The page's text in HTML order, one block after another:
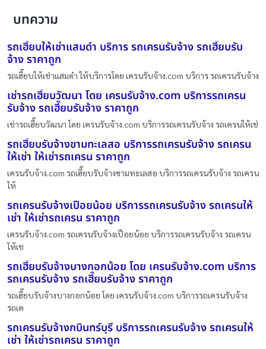
บทความ
รถเฮี๊ยบให้เช่าแสมดำ บริการ รถเครนรับจ้าง รถเฮี๊ยบรับ
จ้าง ราคาถูก
รถเฮี๊ยบให้เช่าแสมดำ ให้บริการโดย เครนรับจ้าง.com บริการ รถเครนรับจ้าง
เช่ารถเฮี๊ยบวัฒนา โดย เครนรับจ้าง.com บริการรถเครน
รับจ้าง รถเฮี๊ยบรับจ้าง ราคาถูก
เช่ารถเฮี๊ยบวัฒนา โดย เครนรับจ้าง.com บริการรถเครนรับจ้าง รถเครนให้เช่
รถเฮี๊ยบรับจ้างขามทะเลสอ บริการรถเครนรับจ้าง รถเครน
ให้เช่า ให้เช่ารถเครน ราคาถูก
เครนรับจ้าง.com รถเฮี๊ยบรับจ้างขามทะเลสอ บริการรถเครนรับจ้าง รถเครน
ให้
รถเครนรับจ้างเปือยน้อย บริการรถเครนรับจ้าง รถเครนให้
เช่า ให้เช่ารถเครน ราคาถูก
เครนรับจ้าง.com รถเครนรับจ้างเปือยน้อย บริการรถเครนรับจ้าง รถเครน
ให้เช
รถเฮี๊ยบรับจ้างบางกอกน้อย โดย เครนรับจ้าง.com บริการ
รถเครนรับจ้าง รถเฮี๊ยบรับจ้าง ราคาถูก
รถเฮี๊ยบรับจ้างบางกอกน้อย โดย เครนรับจ้าง.com บริการรถเครนรับจ้าง
รถเค
รถเครนรับจ้างกบินทร์บุรี บริการรถเครนรับจ้าง รถเครนให้
เช่า ให้เช่ารถเครน ราคาถูก